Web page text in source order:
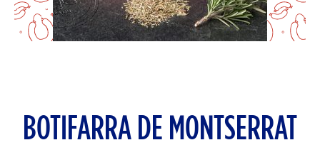
BOTIFARRA DE MONTSERRAT